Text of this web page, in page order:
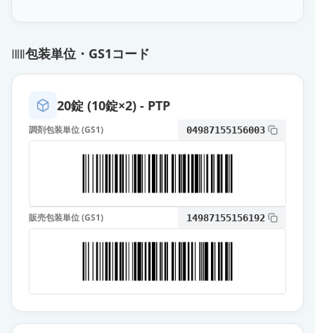
トルバプタンOD錠3.75mg「ニプ
ロ」
薬価 145.10 円
トルバプタン顆粒1％「サワイ」
薬価 439.20 円
トルバプタンOD錠15mg「DSEP」 通常出荷
通常出荷
トルバプタンOD錠15mg「ニプロ」
包装単位・GS1コード
20錠 (10錠×2) - PTP
調剤包装単位 (GS1) 04987155156003
販売包装単位 (GS1) 14987155156192